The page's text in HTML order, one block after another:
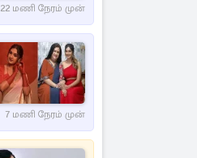
22 மணி நேரம் முன்
7 மணி நேரம் முன்